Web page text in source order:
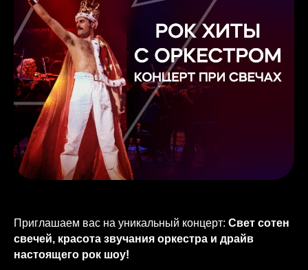
Приглашаем вас на уникальный концерт: Свет сотен
свечей, красота звучания оркестра и драйв
настоящего рок шоу!